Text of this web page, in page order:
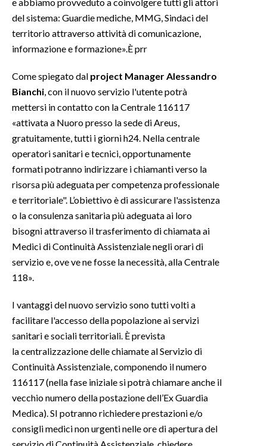
del sistema: Guardie mediche, MMG, Sindaci del
territorio attraverso attività di comunicazione,
informazione e formazione».È prr
Come spiegato dal project Manager Alessandro
Bianchi , con il nuovo servizio l'utente potrà
mettersi in contatto con la Centrale 116117
«attivata a Nuoro presso la sede di Areus,
gratuitamente, tutti i giorni h24. Nella centrale
operatori sanitari e tecnici, opportunamente
formati potranno indirizzare i chiamanti verso la
risorsa più adeguata per competenza professionale
e territoriale". L’obiettivo è di assicurare l'assistenza
o la consulenza sanitaria più adeguata ai loro
bisogni attraverso il trasferimento di chiamata ai
Medici di Continuità Assistenziale negli orari di
servizio e, ove ve ne fosse la necessità, alla Centrale
118».
I vantaggi del nuovo servizio sono tutti volti a
facilitare l'accesso della popolazione ai servizi
sanitari e sociali territoriali. È prevista
la centralizzazione delle chiamate al Servizio di
Continuità Assistenziale, componendo il numero
116117 (nella fase iniziale si potrà chiamare anche il
vecchio numero della postazione dell’Ex Guardia
Medica). SI potranno richiedere prestazioni e/o
consigli medici non urgenti nelle ore di apertura del